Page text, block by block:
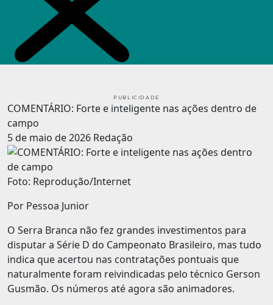
PUBLICIDADE
COMENTÁRIO: Forte e inteligente nas ações dentro de
campo
5 de maio de 2026 Redação
Foto: Reprodução/Internet
Por Pessoa Junior
O Serra Branca não fez grandes investimentos para
disputar a Série D do Campeonato Brasileiro, mas tudo
indica que acertou nas contratações pontuais que
naturalmente foram reivindicadas pelo técnico Gerson
Gusmão. Os números até agora são animadores.